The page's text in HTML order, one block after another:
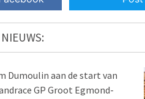
Dumoulin aan de start van
GP Groot Egmond-